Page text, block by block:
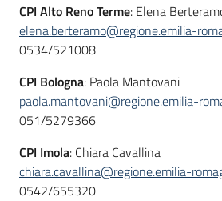
CPI Alto Reno Terme: Elena
elena.berteramo@regione.emilia-
0534/521008
CPI Bologna: Paola Mantovani
paola.mantovani@regione.emilia-
051/5279366
CPI Imola: Chiara Cavallina
chiara.cavallina@regione.emilia-
0542/655320